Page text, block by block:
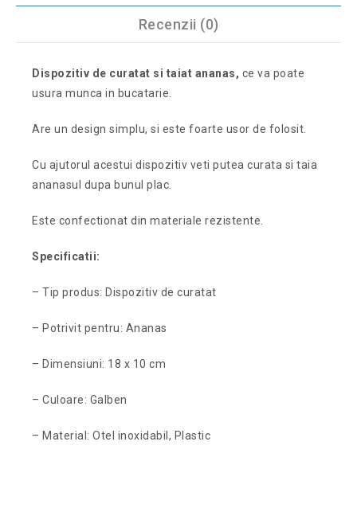
Recenzii (0)
Dispozitiv de curatat si taiat ananas, ce va poate
usura munca in bucatarie.
Are un design simplu, si este foarte usor de folosit.
Cu ajutorul acestui dispozitiv veti putea curata si taia
ananasul dupa bunul plac.
Este confectionat din materiale rezistente.
Specificatii:
– Tip produs: Dispozitiv de curatat
– Potrivit pentru: Ananas
– Dimensiuni: 18 x 10 cm
– Culoare: Galben
– Material: Otel inoxidabil, Plastic